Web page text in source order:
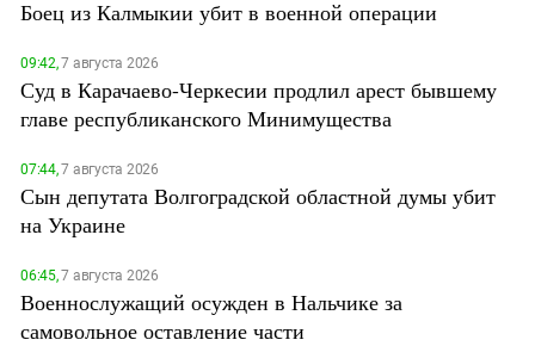
Боец из Калмыкии убит в военной операции
09:42,7 августа 2026
Суд в Карачаево-Черкесии продлил арест бывшему
главе республиканского Минимущества
07:44,7 августа 2026
Сын депутата Волгоградской областной думы убит
на Украине
06:45,7 августа 2026
Военнослужащий осужден в Нальчике за
самовольное оставление части